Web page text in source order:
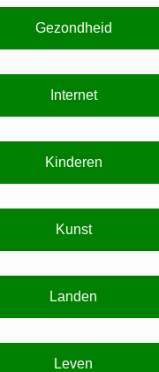
Gezondheid
Internet
Kinderen
Kunst
Landen
Leven